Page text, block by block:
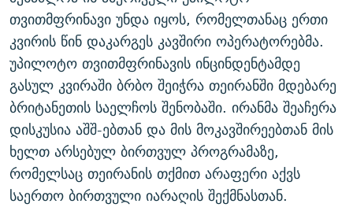
ᲘᲛᲞᲔᲠᲘᲐ ᲓᲐ ᲠᲐᲓᲘᲝ
5 ᲐᲛᲑᲐᲕᲘ - 20 ᲘᲕᲜᲘᲡᲡ ᲓᲐᲨᲐᲕᲔᲑᲣᲚᲔᲑᲘ
ᲐᲒᲕᲘᲡᲢᲝᲡ ᲝᲛᲘ
ПРИВЕТ ᲙᲣᲚᲢᲣᲠᲐ
რთე/რთ-ის ყველა საიტი
თვითმფრინავი უნდა იყოს, რომელთანაც ერთი
კვირის წინ დაკარგეს კავშირი ოპერატორებმა.
უპილოტო თვითმფრინავის ინცინდენტამდე
გასულ კვირაში ბრბო შეიჭრა თეირანში მდებარე
ბრიტანეთის საელჩოს შენობაში. ირანმა შეაჩერა
დისკუსია აშშ-ებთან და მის მოკავშირეებთან მის
ხელთ არსებულ ბირთვულ პროგრამაზე,
რომელსაც თეირანის თქმით არაფერი აქვს
საერთო ბირთვული იარაღის შექმნასთან.